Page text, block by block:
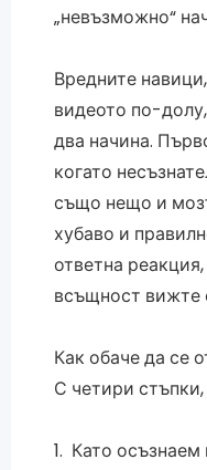
„невъзможно“
Вредните
видеото по-
два начина.
когато
също нещо и
хубаво и
ответна
всъщност вижте
Как обаче да се
С четири
1. Като